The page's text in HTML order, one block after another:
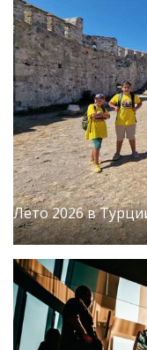
Лето 2026 в